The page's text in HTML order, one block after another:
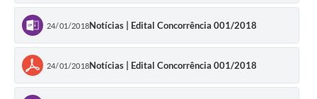
24/01/2018Notícias | Edital Concorrência 001/2018
24/01/2018Notícias | Edital Concorrência 001/2018